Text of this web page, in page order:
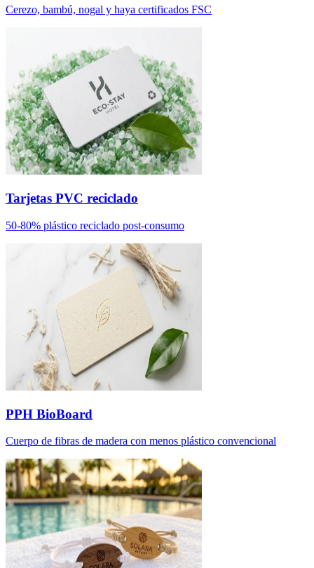
Cerezo, bambú, nogal y haya certificados FSC
Tarjetas PVC reciclado
50-80% plástico reciclado post-consumo
PPH BioBoard
Cuerpo de fibras de madera con menos plástico convencional